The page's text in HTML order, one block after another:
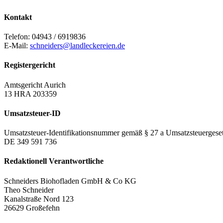
Kontakt
Telefon: 04943 / 6919836
E-Mail: schneiders@landleckereien.de
Registergericht
Amtsgericht Aurich
13 HRA 203359
Umsatzsteuer-ID
Umsatzsteuer-Identifikationsnummer gemäß § 27 a
DE 349 591 736
Redaktionell Verantwortliche
Schneiders Biohofladen GmbH & Co KG
Theo Schneider
Kanalstraße Nord 123
26629 Großefehn